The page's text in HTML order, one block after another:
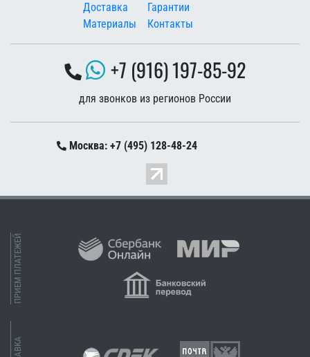
Доставка
Материалы
Гарантии
Контакты
+7 (916) 197-85-92
для звонков из регионов России
Москва: +7 (495) 128-48-24
ПРИЕМ ПЛАТЕЖЕЙ